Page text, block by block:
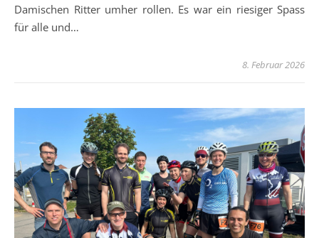
Damischen Ritter umher rollen. Es war ein riesiger Spass
für alle und…
8. Februar 2026